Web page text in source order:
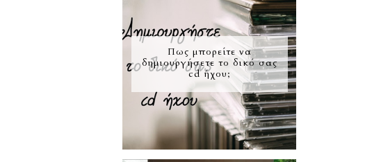
Πως μπορείτε να
δημιουργήσετε το δικό σας
cd ήχου;